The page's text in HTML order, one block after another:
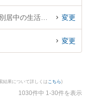
い』『婚姻費用のトラブル
回相談無料で婚姻費用を法
などでお困りの相談者さん
変更
変更
結果について詳しくはこちら)
1030件中 1-30件を表示